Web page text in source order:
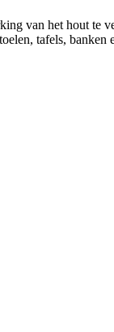
van het hout te
tafels,